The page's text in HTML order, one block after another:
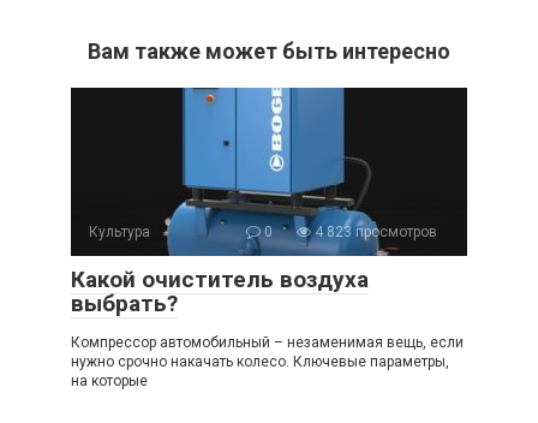
Вам также может быть интересно
Культура 0 4 823 просмотров
Какой очиститель воздуха
выбрать?
Компрессор автомобильный – незаменимая вещь, если
нужно срочно накачать колесо. Ключевые параметры,
на которые